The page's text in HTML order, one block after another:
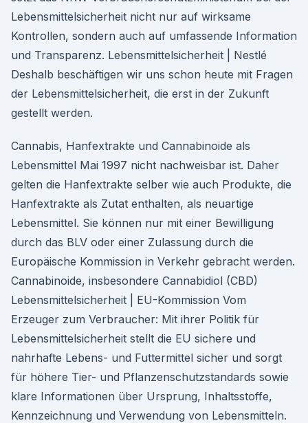
Lebensmittelsicherheit nicht nur auf wirksame
Kontrollen, sondern auch auf umfassende Information
und Transparenz. Lebensmittelsicherheit | Nestlé
Deshalb beschäftigen wir uns schon heute mit Fragen
der Lebensmittelsicherheit, die erst in der Zukunft
gestellt werden.
Cannabis, Hanfextrakte und Cannabinoide als
Lebensmittel Mai 1997 nicht nachweisbar ist. Daher
gelten die Hanfextrakte selber wie auch Produkte, die
Hanfextrakte als Zutat enthalten, als neuartige
Lebensmittel. Sie können nur mit einer Bewilligung
durch das BLV oder einer Zulassung durch die
Europäische Kommission in Verkehr gebracht werden.
Cannabinoide, insbesondere Cannabidiol (CBD)
Lebensmittelsicherheit | EU-Kommission Vom
Erzeuger zum Verbraucher: Mit ihrer Politik für
Lebensmittelsicherheit stellt die EU sichere und
nahrhafte Lebens- und Futtermittel sicher und sorgt
für höhere Tier- und Pflanzenschutzstandards sowie
klare Informationen über Ursprung, Inhaltsstoffe,
Kennzeichnung und Verwendung von Lebensmitteln.